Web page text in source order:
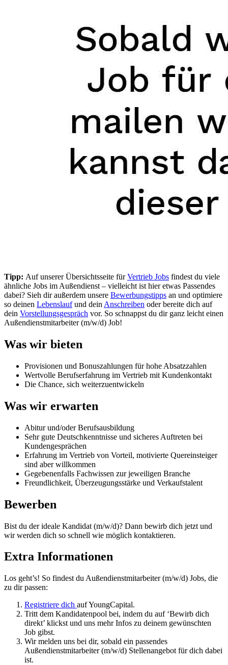
Tipp: Auf unserer Übersichtsseite fürVertrieb Jobs findest du viele
ähnliche Jobs im Außendienst – vielleicht ist hier etwas Passendes
dabei? Sieh dir außerdem unsere Bewerbungstipps an und optimiere
so deinen Lebenslaufund dein Anschreiben oder bereite dich auf
dein Vorstellungsgespräch vor. So schnappst du dir ganz leicht einen
Außendienstmitarbeiter (m/w/d) Job!
Was wir bieten
Provisionen und Bonuszahlungen für hohe Absatzzahlen
Wertvolle Berufserfahrung im Vertrieb mit Kundenkontakt
Die Chance, sich weiterzuentwickeln
Was wir erwarten
Abitur und/oder Berufsausbildung
Sehr gute Deutschkenntnisse und sicheres Auftreten bei
Kundengesprächen
Erfahrung im Vertrieb von Vorteil, motivierte Quereinsteiger
sind aber willkommen
Gegebenenfalls Fachwissen zur jeweiligen Branche
Freundlichkeit, Überzeugungsstärke und Verkaufstalent
Bewerben
Bist du der ideale Kandidat (m/w/d)? Dann bewirb dich jetzt und
wir werden dich so schnell wie möglich kontaktieren.
Extra Informationen
Los geht’s! So findest du Außendienstmitarbeiter (m/w/d) Jobs, die
zu dir passen:
Registriere dich auf YoungCapital.
Tritt dem Kandidatenpool bei, indem du auf ‘Bewirb dich
direkt’ klickst und uns mehr Infos zu deinem gewünschten
Job gibst.
Wir melden uns bei dir, sobald ein passendes
Außendienstmitarbeiter (m/w/d) Stellenangebot für dich dabei
ist.